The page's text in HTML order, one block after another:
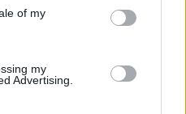
of my
my
Advertising.
τους πρόσφυγες της